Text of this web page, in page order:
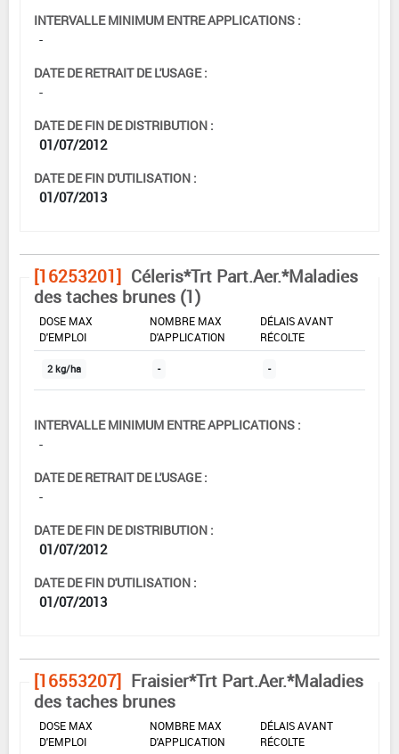
INTERVALLE MINIMUM ENTRE APPLICATIONS :
-
DATE DE RETRAIT DE L'USAGE :
-
DATE DE FIN DE DISTRIBUTION :
01/07/2012
DATE DE FIN D'UTILISATION :
01/07/2013
[16253201] Céleris*Trt Part.Aer.*Maladies
des taches brunes (1)
DOSE MAX
D'EMPLOI
NOMBRE MAX
D'APPLICATION
DÉLAIS AVANT
RÉCOLTE
2 kg/ha - -
INTERVALLE MINIMUM ENTRE APPLICATIONS :
-
DATE DE RETRAIT DE L'USAGE :
-
DATE DE FIN DE DISTRIBUTION :
01/07/2012
DATE DE FIN D'UTILISATION :
01/07/2013
[16553207] Fraisier*Trt Part.Aer.*Maladies
des taches brunes
DOSE MAX
D'EMPLOI
NOMBRE MAX
D'APPLICATION
DÉLAIS AVANT
RÉCOLTE